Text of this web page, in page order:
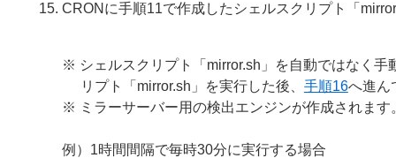
CRONに手順11で作成したシェルスクリプト「
※ シェルスクリプト「mirror.sh」を自動ではなく
リプト「mirror.sh」を実行した後、 手順16へ進ん
※ ミラーサーバー用の検出エンジンが作成されま
例）1時間間隔で毎時30分に実行する場合